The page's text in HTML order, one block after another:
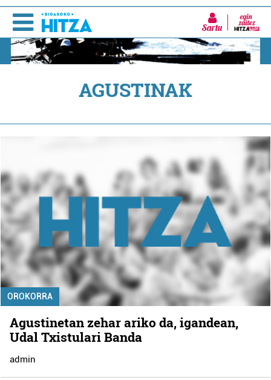
Sartu
AGUSTINAK
OROKORRA
Agustinetan zehar ariko da, igandean,
Udal Txistulari Banda
admin